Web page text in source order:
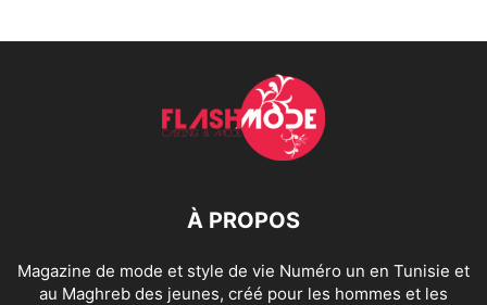
À PROPOS
Magazine de mode et style de vie Numéro un en Tunisie et
au Maghreb des jeunes, créé pour les hommes et les